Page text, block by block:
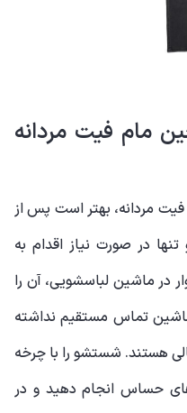
مام فیت مردانه
مردانه، بهتر است پس از
در صورت نیاز اقدام به
در ماشین لباسشویی، آن را
تماس مستقیم نداشته
هستند. شستشو را با چرخه
حساس انجام دهید و در